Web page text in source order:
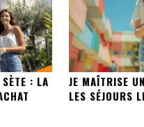
: LA
JE MAÎTRISE
LES SÉJOURS